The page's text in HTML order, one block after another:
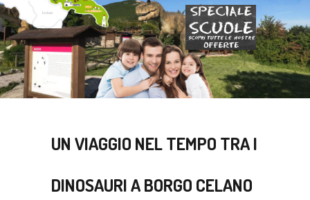
UN VIAGGIO NEL TEMPO TRA I
DINOSAURI A BORGO CELANO